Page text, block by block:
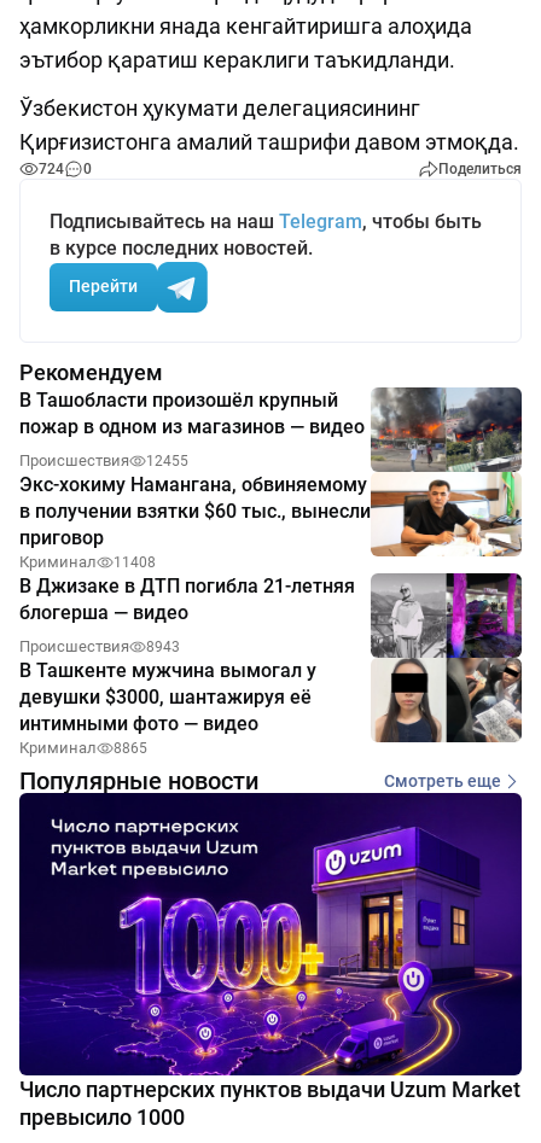
ҳамкорликни янада кенгайтиришга алоҳида
эътибор қаратиш кераклиги таъкидланди.
Ўзбекистон ҳукумати делегациясининг
Қирғизистонга амалий ташрифи давом этмоқда.
724 0 Поделиться
Подписывайтесь на наш Telegram, чтобы быть
в курсе последних новостей.
Перейти
Рекомендуем
В Ташобласти произошёл крупный
пожар в одном из магазинов — видео
Происшествия 12455
Экс-хокиму Намангана, обвиняемому
в получении взятки $60 тыс., вынесли
приговор
Криминал 11408
В Джизаке в ДТП погибла 21-летняя
блогерша — видео
Происшествия 8943
В Ташкенте мужчина вымогал у
девушки $3000, шантажируя её
интимными фото — видео
Криминал 8865
Популярные новости Смотреть еще
Число партнерских пунктов выдачи Uzum Market
превысило 1000